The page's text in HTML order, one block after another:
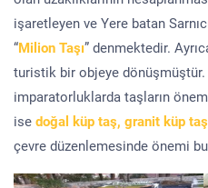
işaretleyen ve Yere batan
“Milion Taşı” denmektedir.
turistik bir objeye dönüşmüştür.
imparatorluklarda taşların
ise doğal küp taş, granit küp
çevre düzenlemesinde önemi